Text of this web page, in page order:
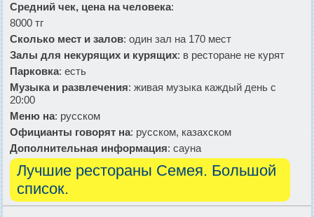
Средний чек, цена на человека:
8000 тг
Сколько мест и залов: один зал на 170 мест
Залы для некурящих и курящих: в ресторане не курят
Парковка: есть
Музыка и развлечения: живая музыка каждый день с
20:00
Меню на: русском
Официанты говорят на: русском, казахском
Дополнительная информация: сауна
Лучшие рестораны Семея. Большой
список.